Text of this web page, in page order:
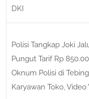
DKI
Polisi Tangkap Joki
Pungut Tarif Rp
Oknum Polisi di
Karyawan Toko, Video